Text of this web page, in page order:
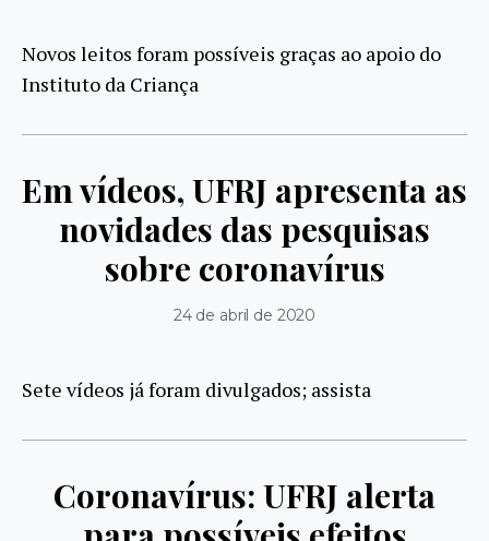
Novos leitos foram possíveis graças ao apoio do
Instituto da Criança
Em vídeos, UFRJ apresenta as
novidades das pesquisas
sobre coronavírus
24 de abril de 2020
Sete vídeos já foram divulgados; assista
Coronavírus: UFRJ alerta